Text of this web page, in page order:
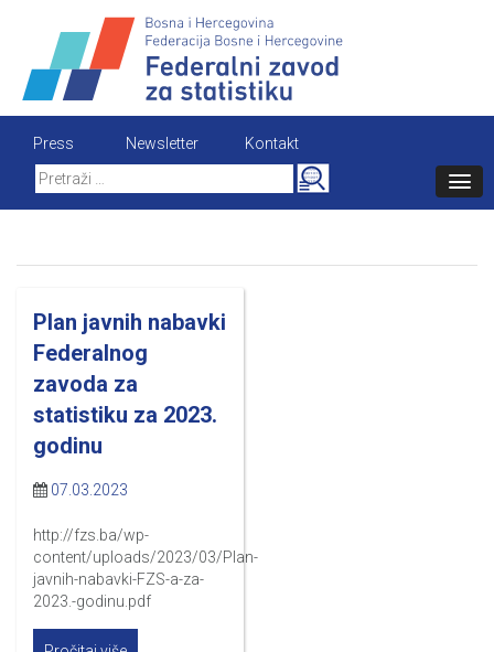
content
Press Newsletter
Kontakt
Search
for:
Plan javnih nabavki
Federalnog
zavoda za
statistiku za 2023.
godinu
07.03.2023
http://fzs.ba/wp-
content/uploads/2023/03/Plan-
javnih-nabavki-FZS-a-za-
2023.-godinu.pdf